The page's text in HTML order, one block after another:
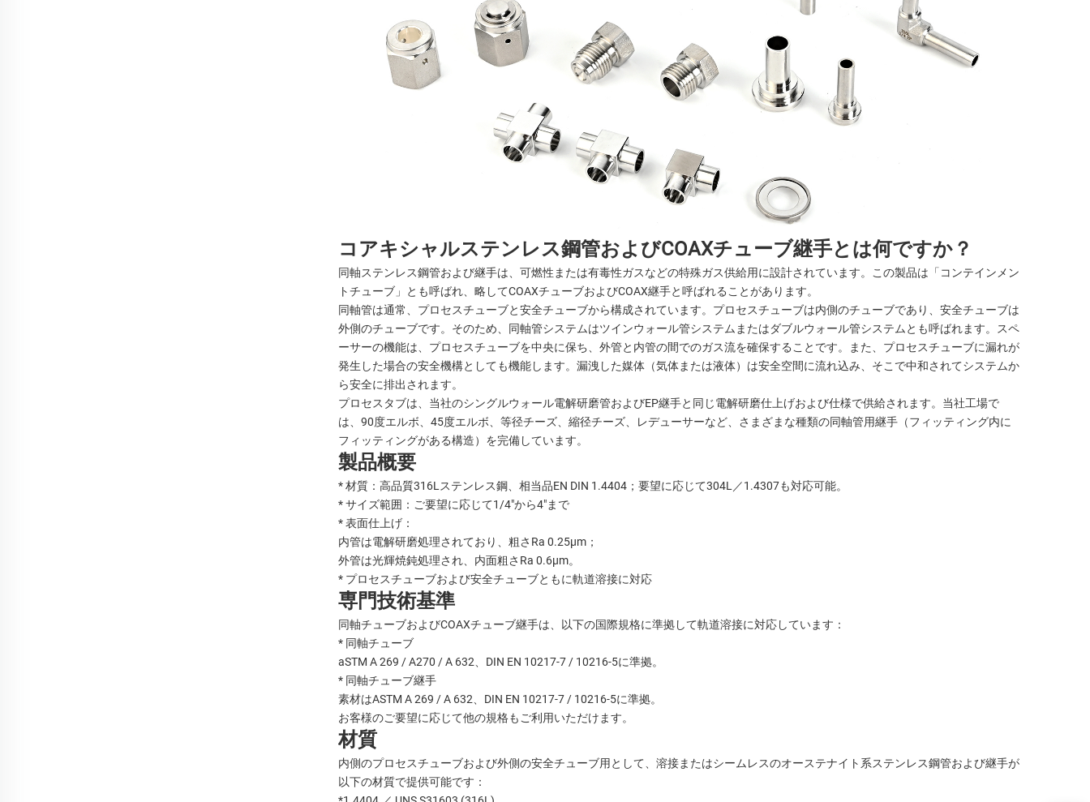
コアキシャルステンレス鋼管およびCOAXチューブ継手とは何ですか？
同軸ステンレス鋼管および継手は、可燃性または有毒性ガスなどの特殊ガス供給用に設計されています。この製品は「コンテインメン
トチューブ」とも呼ばれ、略してCOAXチューブおよびCOAX継手と呼ばれることがあります。
同軸管は通常、プロセスチューブと安全チューブから構成されています。プロセスチューブは内側のチューブであり、安全チューブは
外側のチューブです。そのため、同軸管システムはツインウォール管システムまたはダブルウォール管システムとも呼ばれます。スペ
ーサーの機能は、プロセスチューブを中央に保ち、外管と内管の間でのガス流を確保することです。また、プロセスチューブに漏れが
発生した場合の安全機構としても機能します。漏洩した媒体（気体または液体）は安全空間に流れ込み、そこで中和されてシステムか
ら安全に排出されます。
プロセスタブは、当社のシングルウォール電解研磨管およびEP継手と同じ電解研磨仕上げおよび仕様で供給されます。当社工場で
は、90度エルボ、45度エルボ、等径チーズ、縮径チーズ、レデューサーなど、さまざまな種類の同軸管用継手（フィッティング内に
フィッティングがある構造）を完備しています。
製品概要
* 材質：高品質316Lステンレス鋼、相当品EN DIN 1.4404；要望に応じて304L／1.4307も対応可能。
* サイズ範囲：ご要望に応じて1/4″から4″まで
* 表面仕上げ：
内管は電解研磨処理されており、粗さRa 0.25μm；
外管は光輝焼鈍処理され、内面粗さRa 0.6μm。
* プロセスチューブおよび安全チューブともに軌道溶接に対応
専門技術基準
同軸チューブおよびCOAXチューブ継手は、以下の国際規格に準拠して軌道溶接に対応しています：
* 同軸チューブ
aSTM A 269 / A270 / A 632、DIN EN 10217-7 / 10216-5に準拠。
* 同軸チューブ継手
素材はASTM A 269 / A 632、DIN EN 10217-7 / 10216-5に準拠。
お客様のご要望に応じて他の規格もご利用いただけます。
材質
内側のプロセスチューブおよび外側の安全チューブ用として、溶接またはシームレスのオーステナイト系ステンレス鋼管および継手が
以下の材質で提供可能です：